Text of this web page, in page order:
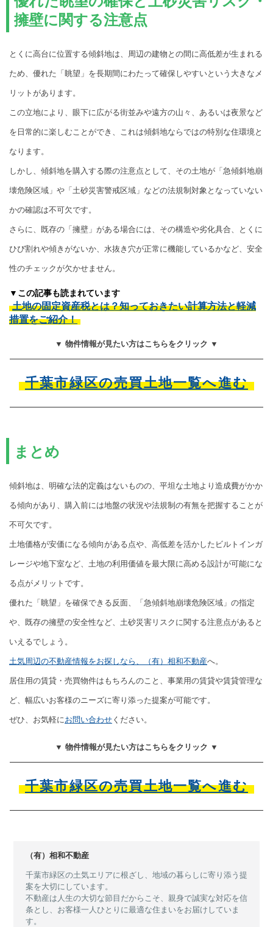
擁壁に関する注意点
とくに高台に位置する傾斜地は、周辺の建物との間に高低差が生まれる
ため、優れた「眺望」を長期間にわたって確保しやすいという大きなメ
リットがあります。
この立地により、眼下に広がる街並みや遠方の山々、あるいは夜景など
を日常的に楽しむことができ、これは傾斜地ならではの特別な住環境と
なります。
しかし、傾斜地を購入する際の注意点として、その土地が「急傾斜地崩
壊危険区域」や「土砂災害警戒区域」などの法規制対象となっていない
かの確認は不可欠です。
さらに、既存の「擁壁」がある場合には、その構造や劣化具合、とくに
ひび割れや傾きがないか、水抜き穴が正常に機能しているかなど、安全
性のチェックが欠かせません。
▼この記事も読まれています
土地の固定資産税とは？知っておきたい計算方法と軽減
措置をご紹介！
▼ 物件情報が見たい方はこちらをクリック ▼
千葉市緑区の売買土地一覧へ進む
まとめ
傾斜地は、明確な法的定義はないものの、平坦な土地より造成費がかか
る傾向があり、購入前には地盤の状況や法規制の有無を把握することが
不可欠です。
土地価格が安価になる傾向がある点や、高低差を活かしたビルトインガ
レージや地下室など、土地の利用価値を最大限に高める設計が可能にな
る点がメリットです。
優れた「眺望」を確保できる反面、「急傾斜地崩壊危険区域」の指定
や、既存の擁壁の安全性など、土砂災害リスクに関する注意点があると
いえるでしょう。
土気周辺の不動産情報をお探しなら、（有）相和不動産へ。
居住用の賃貸・売買物件はもちろんのこと、事業用の賃貸や賃貸管理な
ど、幅広いお客様のニーズに寄り添った提案が可能です。
ぜひ、お気軽にお問い合わせ ください。
▼ 物件情報が見たい方はこちらをクリック ▼
千葉市緑区の売買土地一覧へ進む
（有）相和不動産
千葉市緑区の土気エリアに根ざし、地域の暮らしに寄り添う提
案を大切にしています。
不動産は人生の大切な節目だからこそ、親身で誠実な対応を信
条とし、お客様一人ひとりに最適な住まいをお届けしていま
す。